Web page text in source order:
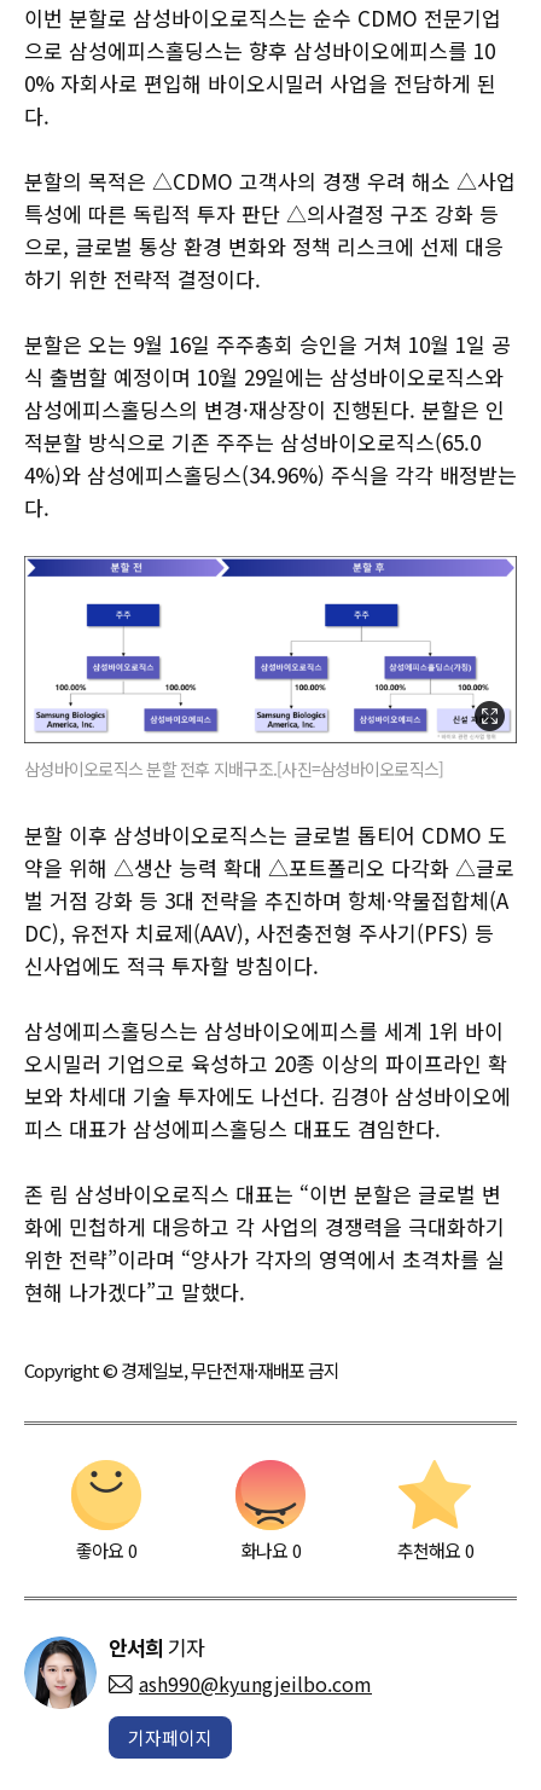
이번 분할로 삼성바이오로직스는 순수 CDMO 전문기업
으로 삼성에피스홀딩스는 향후 삼성바이오에피스를 10
0% 자회사로 편입해 바이오시밀러 사업을 전담하게 된
다.
분할의 목적은 △CDMO 고객사의 경쟁 우려 해소 △사업
특성에 따른 독립적 투자 판단 △의사결정 구조 강화 등
으로, 글로벌 통상 환경 변화와 정책 리스크에 선제 대응
하기 위한 전략적 결정이다.
분할은 오는 9월 16일 주주총회 승인을 거쳐 10월 1일 공
식 출범할 예정이며 10월 29일에는 삼성바이오로직스와
삼성에피스홀딩스의 변경·재상장이 진행된다. 분할은 인
적분할 방식으로 기존 주주는 삼성바이오로직스(65.0
4%)와 삼성에피스홀딩스(34.96%) 주식을 각각 배정받는
다.
삼성바이오로직스 분할 전후 지배구조.[사진=삼성바이오로직스]
분할 이후 삼성바이오로직스는 글로벌 톱티어 CDMO 도
약을 위해 △생산 능력 확대 △포트폴리오 다각화 △글로
벌 거점 강화 등 3대 전략을 추진하며 항체·약물접합체(A
DC), 유전자 치료제(AAV), 사전충전형 주사기(PFS) 등
신사업에도 적극 투자할 방침이다.
삼성에피스홀딩스는 삼성바이오에피스를 세계 1위 바이
오시밀러 기업으로 육성하고 20종 이상의 파이프라인 확
보와 차세대 기술 투자에도 나선다. 김경아 삼성바이오에
피스 대표가 삼성에피스홀딩스 대표도 겸임한다.
존 림 삼성바이오로직스 대표는 “이번 분할은 글로벌 변
화에 민첩하게 대응하고 각 사업의 경쟁력을 극대화하기
위한 전략”이라며 “양사가 각자의 영역에서 초격차를 실
현해 나가겠다”고 말했다.
Copyright © 경제일보, 무단전재·재배포 금지
좋아요0 화나요0 추천해요 0
안서희 기자
ash990@kyungjeilbo.com
기자페이지